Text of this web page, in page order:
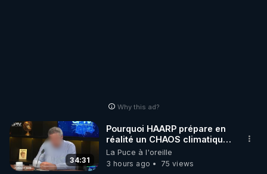
Why this ad?
34:31
Pourquoi HAARP prépare en
réalité un CHAOS climatique,
on répond
La Puce à l'oreille
3 hours ago
75 views